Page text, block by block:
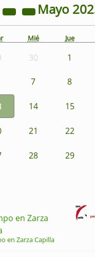
Mayo
Mié Jue
30 1
7 8
14 15
21 22
28 29
en Zarza
en Zarza Capilla